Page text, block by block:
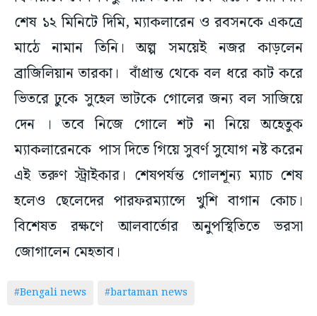
শেষ ১২ মিনিটে দিমি, ম্যাকলারেন ও রবসনকে একত্রে
মাঠে নামান তিনি। অল্প সময়েই নজর কাড়লেন
ব্রাজিলিয়ান তারকা। বাঁপ্রান্ত থেকে বল ধরে কাট করে
ভিতরে ঢুকে সুহেল ভাটকে গোলের জন্য বল সাজিয়ে
দেন । তবে নিজে গোলে শট না নিয়ে অহেতুক
ম্যাকলারেনকে পাস দিতে গিয়ে সুবর্ণ সুযোগ নষ্ট করেন
এই তরুণ স্ট্রাইকার। শেষপর্যন্ত গোলশূন্য ম্যাচ শেষ
হলেও ছেলেদের পারফরম্যান্সে খুশি বাগান কোচ।
বিশেষত রক্ষণে আলবার্তোর অনুপস্থিতিতে ভরসা
জোগালেন মেহতাব।
#Bengali news #bartaman news